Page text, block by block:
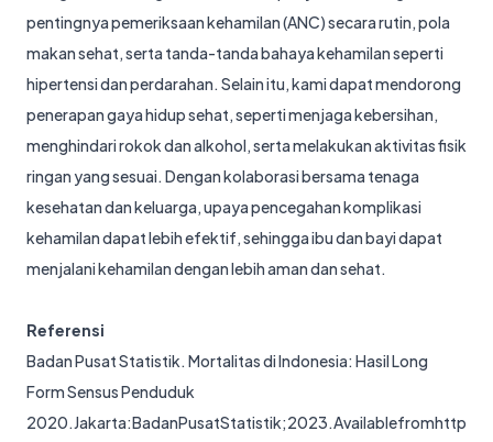
pentingnya pemeriksaan kehamilan (ANC) secara rutin, pola
makan sehat, serta tanda-tanda bahaya kehamilan seperti
hipertensi dan perdarahan. Selain itu, kami dapat mendorong
penerapan gaya hidup sehat, seperti menjaga kebersihan,
menghindari rokok dan alkohol, serta melakukan aktivitas fisik
ringan yang sesuai. Dengan kolaborasi bersama tenaga
kesehatan dan keluarga, upaya pencegahan komplikasi
kehamilan dapat lebih efektif, sehingga ibu dan bayi dapat
menjalani kehamilan dengan lebih aman dan sehat.
Referensi
Badan Pusat Statistik. Mortalitas di Indonesia: Hasil Long
Form Sensus Penduduk
2020.Jakarta:BadanPusatStatistik;2023.Availablefromhttp